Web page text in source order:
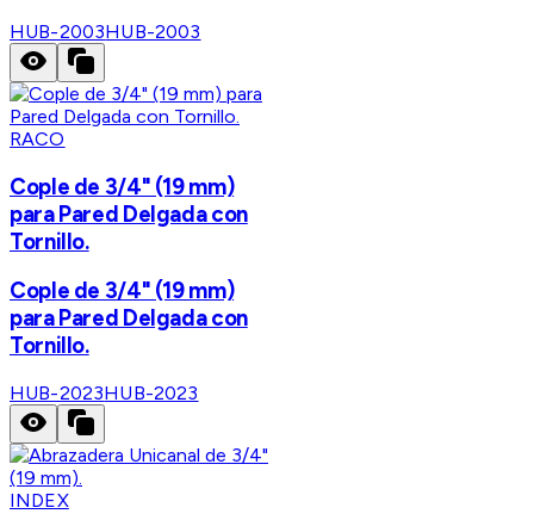
HUB-2003HUB-2003
RACO
Cople de 3/4" (19 mm)
para Pared Delgada con
Tornillo.
Cople de 3/4" (19 mm)
para Pared Delgada con
Tornillo.
HUB-2023HUB-2023
INDEX